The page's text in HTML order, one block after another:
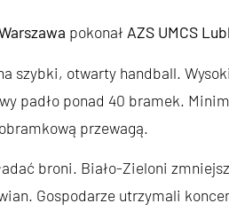
pokonał AZS UMCS
szybki, otwarty handball.
padło ponad 40 bramek.
przewagą.
broni. Biało-Zieloni
Gospodarze utrzymali